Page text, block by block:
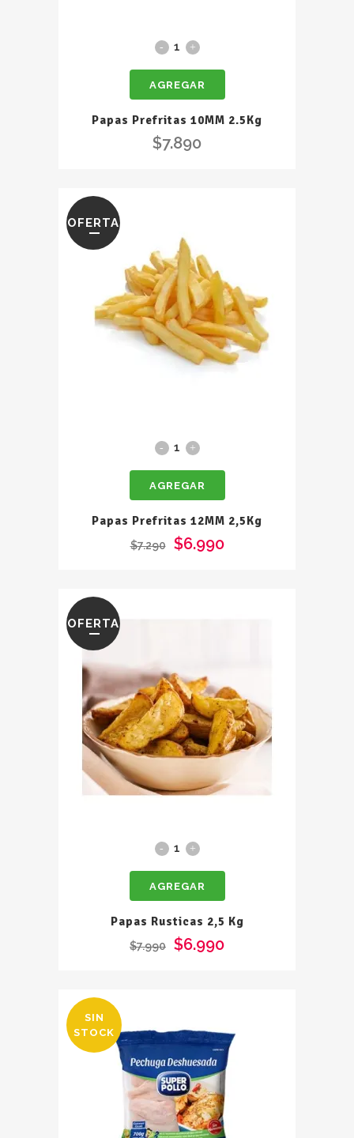
Papas
10MM
quantity
AGREGAR
Papas Prefritas 10MM 2.5Kg
$7.890
OFERTA
Papas
12MM
quantity
AGREGAR
Papas Prefritas 12MM 2,5Kg
$7.290 $6.990
OFERTA
Papas
2,5
quantity
AGREGAR
Papas Rusticas 2,5 Kg
$7.990 $6.990
SIN
STOCK